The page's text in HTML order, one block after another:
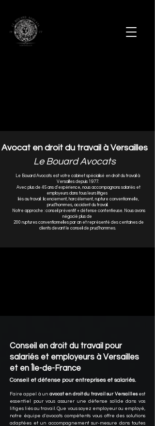
Avocat en droit du travail à Versailles
Le Bouard Avocats
Le Bouard Avocats est votre cabinet spécialisé en droit du travail à
Versailles depuis 1977.
Avec plus de 45 ans d'expérience, nous accompagnons salariés et
employeurs dans tous leurs litiges
liés au travail : licenciement, harcèlement, rupture conventionnelle,
prud'hommes, accident du travail.
Notre approche : conseil préventif + défense contentieuse. Nous avons
négocié plus de
200 ruptures conventionnelles par an et représenté des centaines de
clients devant le conseil de prud'hommes.
Conseil en droit du travail pour
salariés et employeurs à Versailles
et en Île-de-France
Conseil et défense pour entreprises et salariés.
Faire appel à un avocat en droit du travail sur Versaillesest
essentiel pour vous assurer une défense solide dans vos
litiges liés au travail. Que vous soyez employeur ou employé,
notre équipe d'avocats compétents vous offre des solutions
adaptées et un accompagnement sur-mesure dans toutes